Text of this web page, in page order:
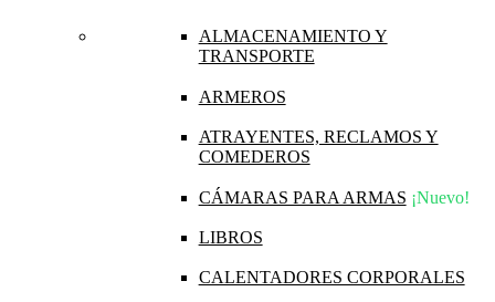
ALMACENAMIENTO Y
TRANSPORTE
ARMEROS
ATRAYENTES, RECLAMOS Y
COMEDEROS
CÁMARAS PARA ARMAS ¡Nuevo!
LIBROS
CALENTADORES CORPORALES